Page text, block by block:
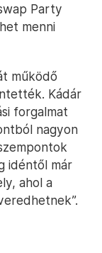
Party
menni
működő
Kádár
forgalmat
nagyon
idéntől már
ahol a